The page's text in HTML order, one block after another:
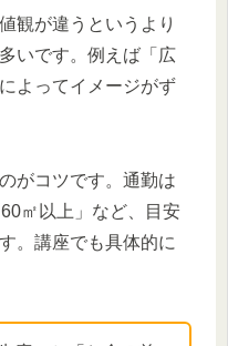
観が違うというより
いです。例えば「広
よってイメージがず
がコツです。通勤は
㎡以上」など、目安
。講座でも具体的に